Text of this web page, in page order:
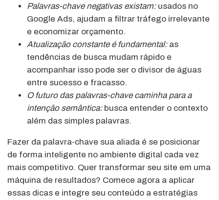
Palavras-chave negativas existam:usados no
Google Ads, ajudam a filtrar tráfego irrelevante
e economizar orçamento.
Atualização constante é fundamental:as
tendências de busca mudam rápido e
acompanhar isso pode ser o divisor de águas
entre sucesso e fracasso.
O futuro das palavras-chave caminha para a
intenção semântica:busca entender o contexto
além das simples palavras.
Fazer da palavra-chave sua aliada é se posicionar
de forma inteligente no ambiente digital cada vez
mais competitivo. Quer transformar seu site em uma
máquina de resultados? Comece agora a aplicar
essas dicas e integre seu conteúdo a estratégias